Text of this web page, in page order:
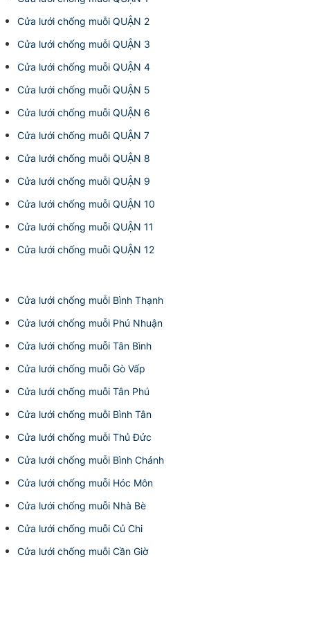
Cửa lưới chống muỗi QUẬN 2
Cửa lưới chống muỗi QUẬN 3
Cửa lưới chống muỗi QUẬN 4
Cửa lưới chống muỗi QUẬN 5
Cửa lưới chống muỗi QUẬN 6
Cửa lưới chống muỗi QUẬN 7
Cửa lưới chống muỗi QUẬN 8
Cửa lưới chống muỗi QUẬN 9
Cửa lưới chống muỗi QUẬN 10
Cửa lưới chống muỗi QUẬN 11
Cửa lưới chống muỗi QUẬN 12
Cửa lưới chống muỗi Bình Thạnh
Cửa lưới chống muỗi Phú Nhuận
Cửa lưới chống muỗi Tân Bình
Cửa lưới chống muỗi Gò Vấp
Cửa lưới chống muỗi Tân Phú
Cửa lưới chống muỗi Bình Tân
Cửa lưới chống muỗi Thủ Đức
Cửa lưới chống muỗi Bình Chánh
Cửa lưới chống muỗi Hóc Môn
Cửa lưới chống muỗi Nhà Bè
Cửa lưới chống muỗi Củ Chi
Cửa lưới chống muỗi Cần Giờ